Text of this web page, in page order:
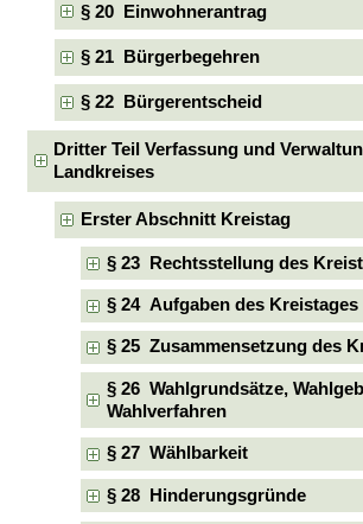
§ 20 Einwohnerantrag
§ 21 Bürgerbegehren
§ 22 Bürgerentscheid
Dritter Teil Verfassung und
Landkreises
Erster Abschnitt Kreistag
§ 23 Rechtsstellung des
§ 24 Aufgaben des Kreistages
§ 25 Zusammensetzung des
§ 26 Wahlgrundsätze,
Wahlverfahren
§ 27 Wählbarkeit
§ 28 Hinderungsgründe